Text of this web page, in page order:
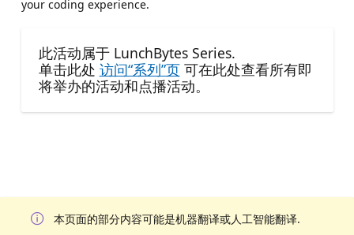
your coding experience.
此活动属于 LunchBytes Series.
单击此处 访问“系列”页可在此处查看所有即
将举办的活动和点播活动。
本页面的部分内容可能是机器翻译或人工智能翻译.